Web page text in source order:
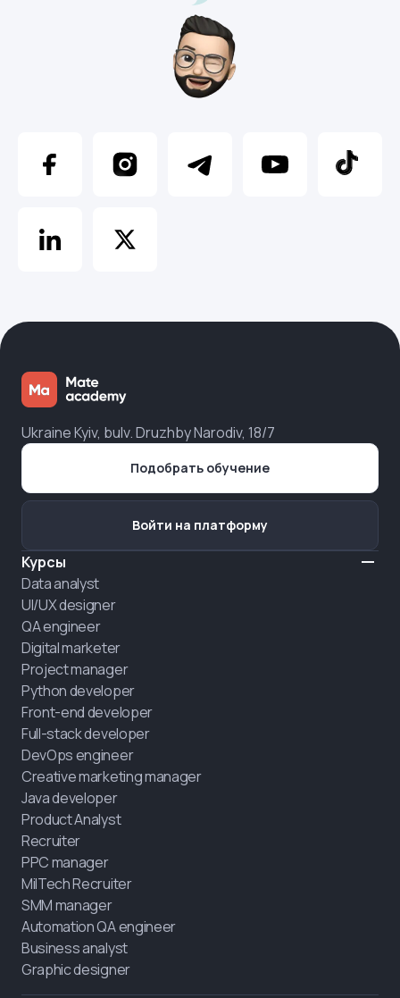
Ukraine Kyiv, bulv. Druzhby Narodiv, 18/7
Курсы
Data analyst
UI/UX designer
QA engineer
Digital marketer
Project manager
Python developer
Front-end developer
Full-stack developer
DevOps engineer
Creative marketing manager
Java developer
Product Analyst
Recruiter
PPC manager
MilTech Recruiter
SMM manager
Automation QA engineer
Business analyst
Graphic designer
Подобрать обучение
Войти на платформу